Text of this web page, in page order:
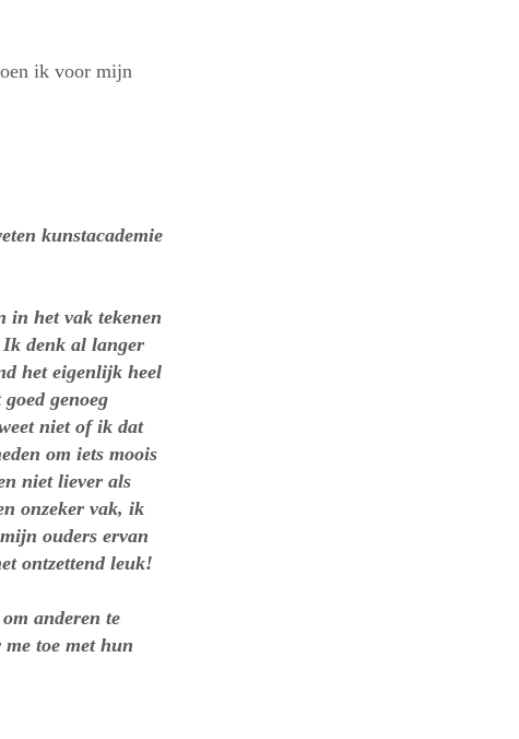
ik voor mijn
kunstacademie
in het vak tekenen
Ik denk al langer
het eigenlijk heel
genoeg
niet of ik dat
om iets moois
niet liever als
onzeker vak, ik
ouders ervan
ontzettend leuk!
anderen te
toe met hun